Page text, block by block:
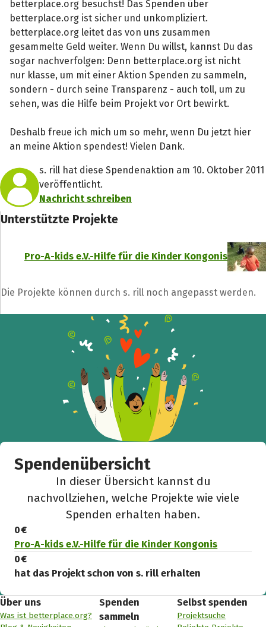
betterplace.org besuchst! Das Spenden über
betterplace.org ist sicher und unkompliziert.
betterplace.org leitet das von uns zusammen
gesammelte Geld weiter. Wenn Du willst, kannst Du das
sogar nachverfolgen: Denn betterplace.org ist nicht
nur klasse, um mit einer Aktion Spenden zu sammeln,
sondern - durch seine Transparenz - auch toll, um zu
sehen, was die Hilfe beim Projekt vor Ort bewirkt.
Deshalb freue ich mich um so mehr, wenn Du jetzt hier
an meine Aktion spendest! Vielen Dank.
s. rill hat diese Spendenaktion am 10. Oktober 2011
veröffentlicht.
Nachricht schreiben
Unterstützte Projekte
Pro-A-kids e.V.-Hilfe für die Kinder Kongonis
Die Projekte können durch s. rill noch angepasst werden.
Spendenübersicht
In dieser Übersicht kannst du
nachvollziehen, welche Projekte wie viele
Spenden erhalten haben.
0 €
Pro-A-kids e.V.-Hilfe für die Kinder Kongonis
0 €
hat das Projekt schon von s. rill erhalten
Über uns
Was ist betterplace.org?
Spenden
sammeln
Selbst spenden
Projektsuche